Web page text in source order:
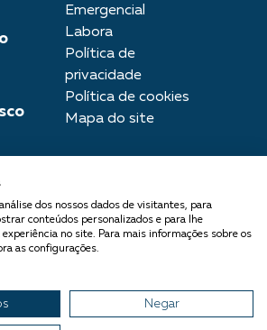
Emergencial
Labora
Política de
privacidade
Política de cookies
Mapa do site
a Rede
que
dos nossos dados de visitantes, para
conteúdos personalizados e para lhe
no site. Para mais informações sobre os
as configurações.
Negar